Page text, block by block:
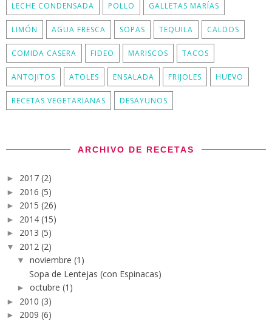
LECHE CONDENSADA POLLO GALLETAS MARÍAS
LIMÓN AGUA FRESCA SOPAS TEQUILA CALDOS
COMIDA CASERA FIDEO MARISCOS TACOS
ANTOJITOS ATOLES ENSALADA FRIJOLES HUEVO
RECETAS VEGETARIANAS DESAYUNOS
ARCHIVO DE RECETAS
► 2017 (2)
► 2016 (5)
► 2015 (26)
► 2014 (15)
► 2013 (5)
▼ 2012 (2)
▼ noviembre (1)
Sopa de Lentejas (con Espinacas)
► octubre (1)
► 2010 (3)
► 2009 (6)